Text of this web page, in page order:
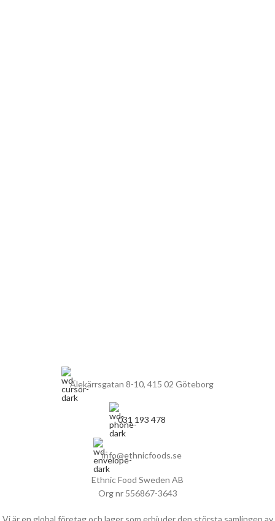
Alekärrsgatan 8-10, 415 02 Göteborg
031 193 478
info@ethnicfoods.se
Ethnic Food Sweden AB
Org nr 556867-3643
Vi är en global företag och lager som erbjuder den största samlingen av